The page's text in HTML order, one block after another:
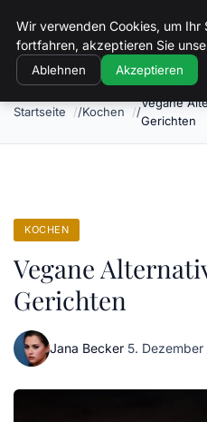
Volkertvandergraaf
Startseite Kochen
Vegane
Gerichten
KOCHEN
Vegane
Gerichten
Jana Becker·5.
Wir verwenden Cookies, um Ihr
fortfahren, akzeptieren Sie
Ablehnen Akzeptieren